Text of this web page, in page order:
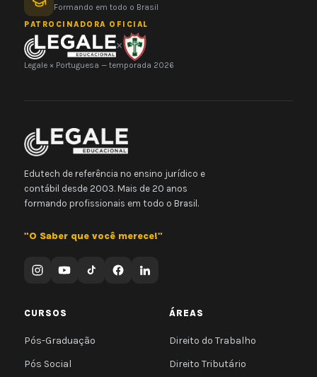
Formando em todo o Brasil
PATROCINADORA OFICIAL
×
Legale × Portuguesa — temporada 2026
Edutech de referência no ensino jurídico e
contábil desde 2003. Mais de 20 anos
formando profissionais em todo o Brasil.
"O Saber que você merece!"
CURSOS
Pós-Graduação
Pós Social
ÁREAS
Direito do Trabalho
Direito Tributário